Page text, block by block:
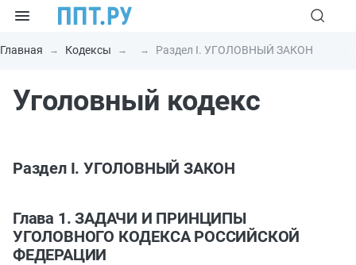
Главная Кодексы Раздел I. УГОЛОВНЫЙ ЗАКОН
Уголовный кодекс
Раздел I. УГОЛОВНЫЙ ЗАКОН
Глава 1. ЗАДАЧИ И ПРИНЦИПЫ
УГОЛОВНОГО КОДЕКСА РОССИЙСКОЙ
ФЕДЕРАЦИИ